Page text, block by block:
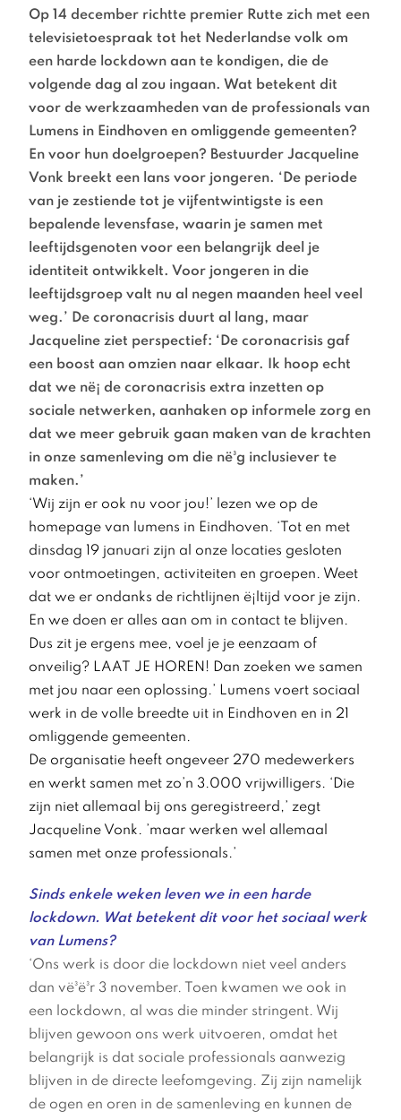
Op 14 december richtte premier Rutte zich met een
televisietoespraak tot het Nederlandse volk om
een harde lockdown aan te kondigen, die de
volgende dag al zou ingaan. Wat betekent dit
voor de werkzaamheden van de professionals van
Lumens in Eindhoven en omliggende gemeenten?
En voor hun doelgroepen? Bestuurder Jacqueline
Vonk breekt een lans voor jongeren. ‘De periode
van je zestiende tot je vijfentwintigste is een
bepalende levensfase, waarin je samen met
leeftijdsgenoten voor een belangrijk deel je
identiteit ontwikkelt. Voor jongeren in die
leeftijdsgroep valt nu al negen maanden heel veel
weg.’ De coronacrisis duurt al lang, maar
Jacqueline ziet perspectief: ‘De coronacrisis gaf
een boost aan omzien naar elkaar. Ik hoop echt
dat we në¡ de coronacrisis extra inzetten op
sociale netwerken, aanhaken op informele zorg en
dat we meer gebruik gaan maken van de krachten
in onze samenleving om die në³g inclusiever te
maken.’
‘Wij zijn er ook nu voor jou!’ lezen we op de
homepage van lumens in Eindhoven. ‘Tot en met
dinsdag 19 januari zijn al onze locaties gesloten
voor ontmoetingen, activiteiten en groepen. Weet
dat we er ondanks de richtlijnen ë¡ltijd voor je zijn.
En we doen er alles aan om in contact te blijven.
Dus zit je ergens mee, voel je je eenzaam of
onveilig? LAAT JE HOREN! Dan zoeken we samen
met jou naar een oplossing.’ Lumens voert sociaal
werk in de volle breedte uit in Eindhoven en in 21
omliggende gemeenten.
De organisatie heeft ongeveer 270 medewerkers
en werkt samen met zo’n 3.000 vrijwilligers. ‘Die
zijn niet allemaal bij ons geregistreerd,’ zegt
Jacqueline Vonk. ’maar werken wel allemaal
samen met onze professionals.’
Sinds enkele weken leven we in een harde
lockdown. Wat betekent dit voor het sociaal werk
van Lumens?
‘Ons werk is door die lockdown niet veel anders
dan vë³ë³r 3 november. Toen kwamen we ook in
een lockdown, al was die minder stringent. Wij
blijven gewoon ons werk uitvoeren, omdat het
belangrijk is dat sociale professionals aanwezig
blijven in de directe leefomgeving. Zij zijn namelijk
de ogen en oren in de samenleving en kunnen de